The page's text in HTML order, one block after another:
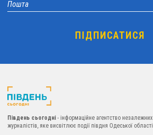
Південь сьогодні - інформаційне агентство незалежних
журналістів, яке висвітлює події півдня Одеської області.